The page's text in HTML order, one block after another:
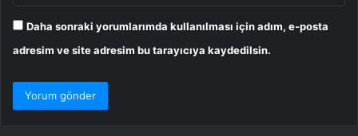
Daha sonraki yorumlarımda kullanılması için adım, e-posta
adresim ve site adresim bu tarayıcıya kaydedilsin.